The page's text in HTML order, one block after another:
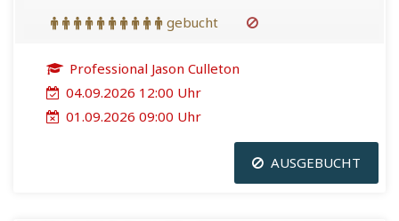
gebucht
Professional Jason Culleton
04.09.2026 12:00 Uhr
01.09.2026 09:00 Uhr
AUSGEBUCHT